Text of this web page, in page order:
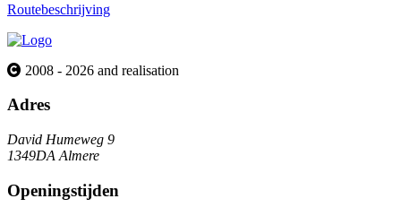
Routebeschrijving
2008 - 2026 and realisation
Adres
David Humeweg 9
1349DA Almere
Openingstijden